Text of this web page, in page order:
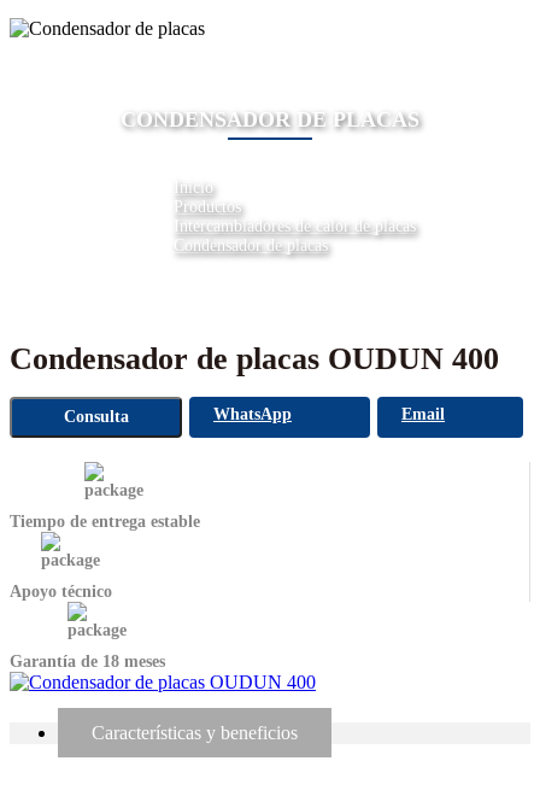
CONDENSADOR DE PLACAS
Inicio
Productos
Intercambiadores de calor de placas
Condensador de placas
Condensador de placas OUDUN 400
Consulta WhatsApp Email
Tiempo de entrega estable
Apoyo técnico
Garantía de 18 meses
Características y beneficios